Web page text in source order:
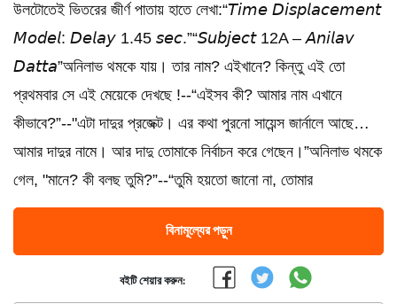
উলটোতেই ভিতরের জীর্ণ পাতায় হাতে লেখা:“𝘛𝘪𝘮𝘦 𝘋𝘪𝘴𝘱𝘭𝘢𝘤𝘦𝘮𝘦𝘯𝘵
𝘔𝘰𝘥𝘦𝘭: 𝘋𝘦𝘭𝘢𝘺 1.45 𝘴𝘦𝘤.”“𝘚𝘶𝘣𝘫𝘦𝘤𝘵 12A – 𝘈𝘯𝘪𝘭𝘢𝘷
𝘋𝘢𝘵𝘵𝘢”অনিলাভ থমকে যায়। তার নাম? এইখানে? কিন্তু এই তো
প্রথমবার সে এই মেয়েকে দেখছে !--“এইসব কী? আমার নাম এখানে
কীভাবে?”--"এটা দাদুর প্রজেক্ট। এর কথা পুরনো সায়েন্স জার্নালে আছে…
আমার দাদুর নামে। আর দাদু তোমাকে নির্বাচন করে গেছেন।”অনিলাভ থমকে
গেল, "মানে? কী বলছ তুমি?”--“তুমি হয়তো জানো না, তোমার
বিনামূল্যের পড়ুন
বইটি শেয়ার করুন: